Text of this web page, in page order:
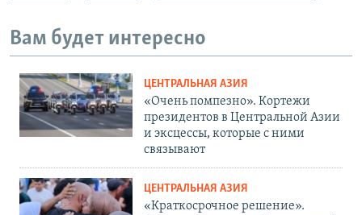
Вам будет интересно
ЦЕНТРАЛЬНАЯ АЗИЯ
«Очень помпезно». Кортежи
президентов в Центральной Азии
и эксцессы, которые с ними
связывают
ЦЕНТРАЛЬНАЯ АЗИЯ
«Краткосрочное решение».